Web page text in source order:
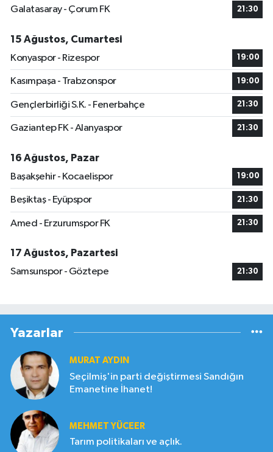
Galatasaray - Çorum FK
21:30
15 Ağustos, Cumartesi
Konyaspor - Rizespor
19:00
Kasımpaşa - Trabzonspor 19:00
Gençlerbirliği S.K. - Fenerbahçe 21:30
Gaziantep FK - Alanyaspor 21:30
16 Ağustos, Pazar
Başakşehir - Kocaelispor
19:00
Beşiktaş - Eyüpspor 21:30
Amed - Erzurumspor FK 21:30
17 Ağustos, Pazartesi
Samsunspor - Göztepe
21:30
Yazarlar
MURAT AYDIN
Seçilmiş'in parti değiştirmesi Sandığın
Emanetine İhanet!
MEHMET YÜCEER
Tarım politikaları ve açlık.